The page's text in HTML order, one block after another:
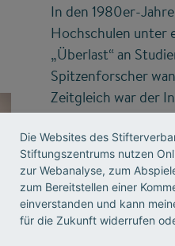
In den 1980er-
Hochschulen unter
„Überlast“ an
Spitzenforscher
Zeitgleich war der
deutschen
Die Websites des
Stiftungszentrums nutzen
zur Webanalyse, zum
zum Bereitstellen einer
einverstanden und kann
für die Zukunft widerrufen